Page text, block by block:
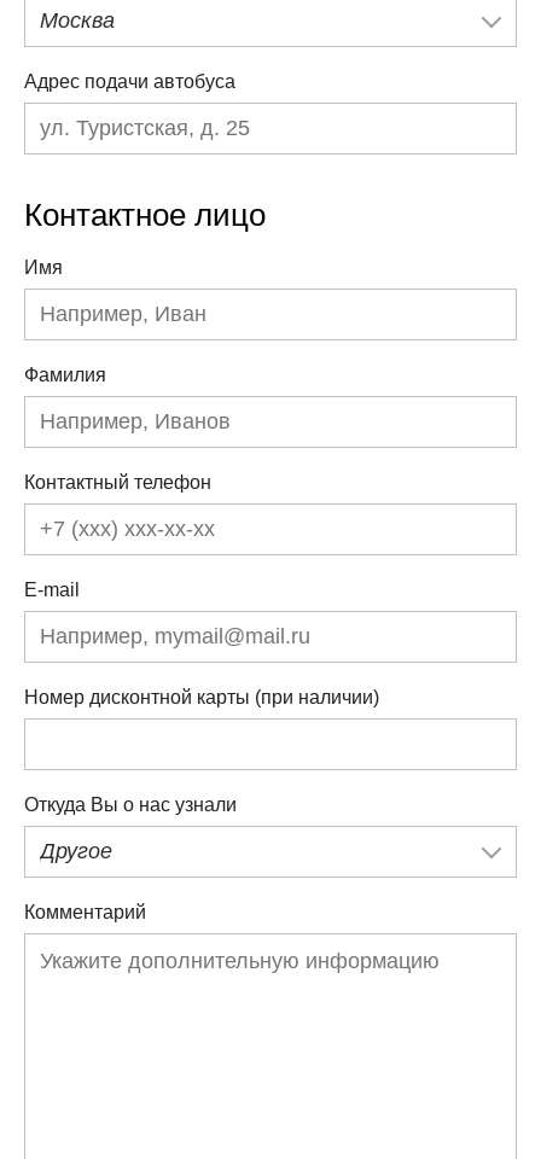
Москва
Адрес подачи автобуса
Контактное лицо
Имя
Фамилия
Контактный телефон
E-mail
Номер дисконтной карты (при наличии)
Откуда Вы о нас узнали
Другое
Комментарий